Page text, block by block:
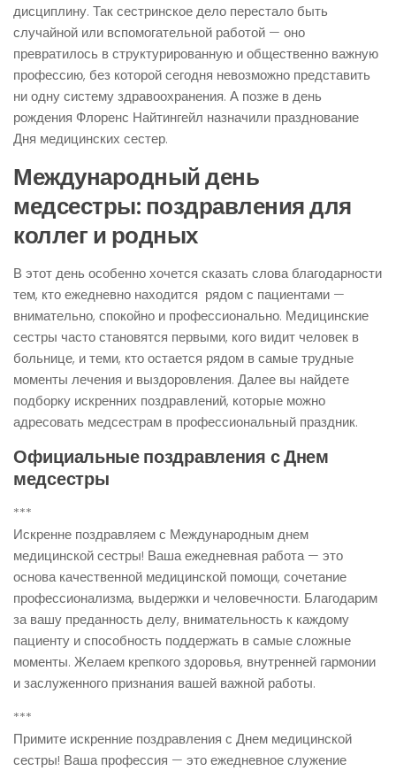
дисциплину. Так сестринское дело перестало быть
случайной или вспомогательной работой — оно
превратилось в структурированную и общественно важную
профессию, без которой сегодня невозможно представить
ни одну систему здравоохранения. А позже в день
рождения Флоренс Найтингейл назначили празднование
Дня медицинских сестер.
Международный день
медсестры: поздравления для
коллег и родных
В этот день особенно хочется сказать слова благодарности
тем, кто ежедневно находится рядом с пациентами —
внимательно, спокойно и профессионально. Медицинские
сестры часто становятся первыми, кого видит человек в
больнице, и теми, кто остается рядом в самые трудные
моменты лечения и выздоровления. Далее вы найдете
подборку искренних поздравлений, которые можно
адресовать медсестрам в профессиональный праздник.
Официальные поздравления с Днем
медсестры
***
Искренне поздравляем с Международным днем
медицинской сестры! Ваша ежедневная работа — это
основа качественной медицинской помощи, сочетание
профессионализма, выдержки и человечности. Благодарим
за вашу преданность делу, внимательность к каждому
пациенту и способность поддержать в самые сложные
моменты. Желаем крепкого здоровья, внутренней гармонии
и заслуженного признания вашей важной работы.
***
Примите искренние поздравления с Днем медицинской
сестры! Ваша профессия — это ежедневное служение